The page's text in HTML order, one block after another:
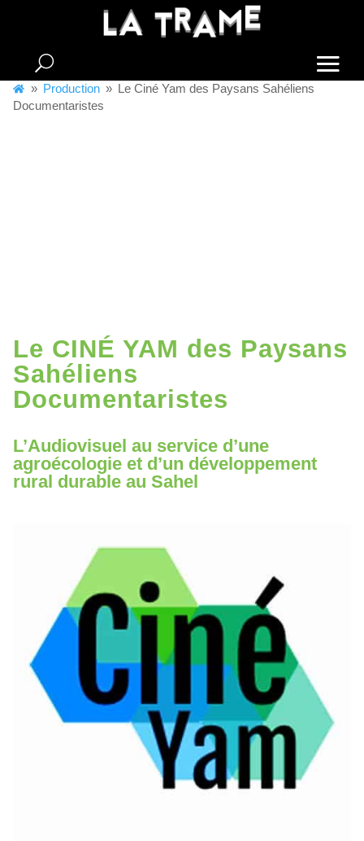
A
c
» Production » Le Ciné Yam des Paysans Sahéliens
Documentaristes
Le CINÉ YAM des Paysans
Sahéliens
Documentaristes
L’Audiovisuel au service d’une
agroécologie et d’un développement
rural durable au Sahel